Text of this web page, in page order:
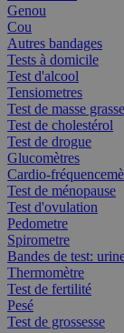
Genou
Cou
Autres bandages
Tests à domicile
Test d'alcool
Tensiometres
Test de masse grasse
Test de cholestérol
Test de drogue
Glucomètres
Cardio-
Test de ménopause
Test d'ovulation
Pedometre
Spirometre
Bandes de test:
Thermomètre
Test de fertilité
Pesé
Test de grossesse